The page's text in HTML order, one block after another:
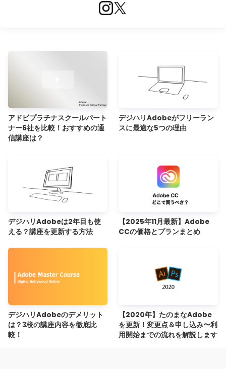
アドビプラチナスクールパート
ナー6社を比較！おすすめの通
信講座は？
デジハリAdobeがフリーラン
スに最適な5つの理由
デジハリAdobeは2年目も使
える？講座を更新する方法
【2025年11月最新】Adobe
CCの価格とプランまとめ
デジハリAdobeのデメリット
は？3校の講座内容を徹底比
較！
【2020年】たのまなAdobe
を更新！変更点＆申し込み〜利
用開始までの流れを解説します